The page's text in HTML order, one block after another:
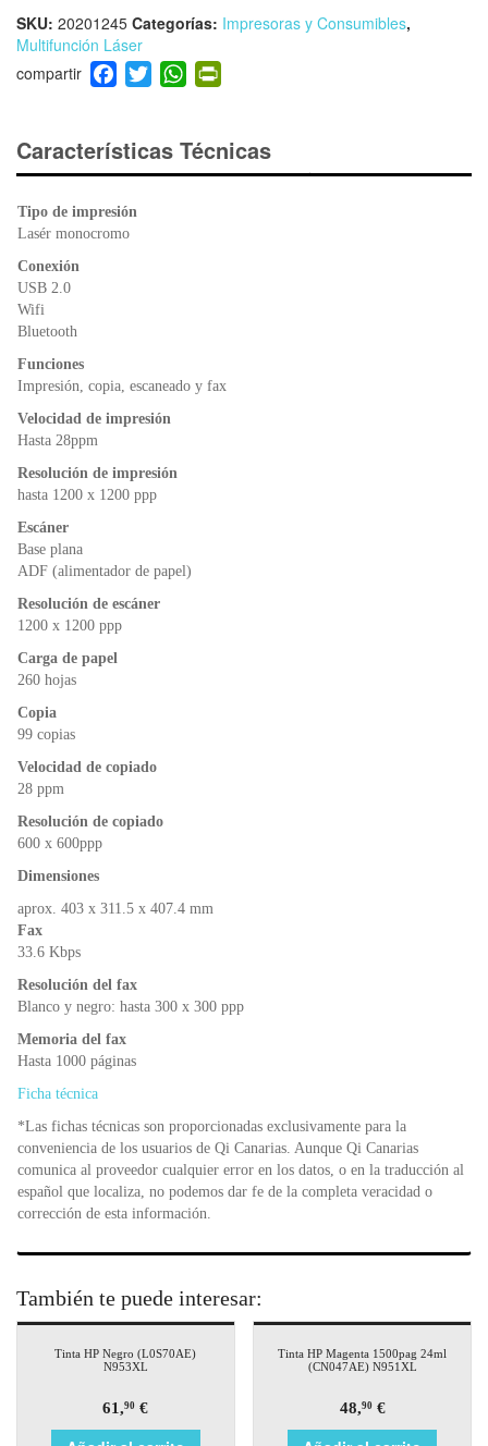
SKU: 20201245 Categorías: Impresoras y Consumibles,
Multifunción Láser
F
a
e
b
o
o
T
wi
er
W
h
s
A
ri
e
Características Técnicas
Tipo de impresión
Lasér monocromo
Conexión
USB 2.0
Wifi
Bluetooth
Funciones
Impresión, copia, escaneado y fax
Velocidad de impresión
Hasta 28ppm
Resolución de impresión
hasta 1200 x 1200 ppp
Escáner
Base plana
ADF (alimentador de papel)
Resolución de escáner
1200 x 1200 ppp
Carga de papel
260 hojas
Copia
99 copias
Velocidad de copiado
28 ppm
Resolución de copiado
600 x 600ppp
Dimensiones
aprox. 403 x 311.5 x 407.4 mm
Fax
33.6 Kbps
Resolución del fax
Blanco y negro: hasta 300 x 300 ppp
Memoria del fax
Hasta 1000 páginas
Ficha técnica
*Las fichas técnicas son proporcionadas exclusivamente para la
conveniencia de los usuarios de Qi Canarias. Aunque Qi Canarias
comunica al proveedor cualquier error en los datos, o en la traducción al
español que localiza, no podemos dar fe de la completa veracidad o
corrección de esta información.
También te puede interesar:
Tinta HP Negro (L0S70AE)
N953XL
61,90 €
Tinta HP Magenta 1500pag 24ml
(CN047AE) N951XL
48,90€